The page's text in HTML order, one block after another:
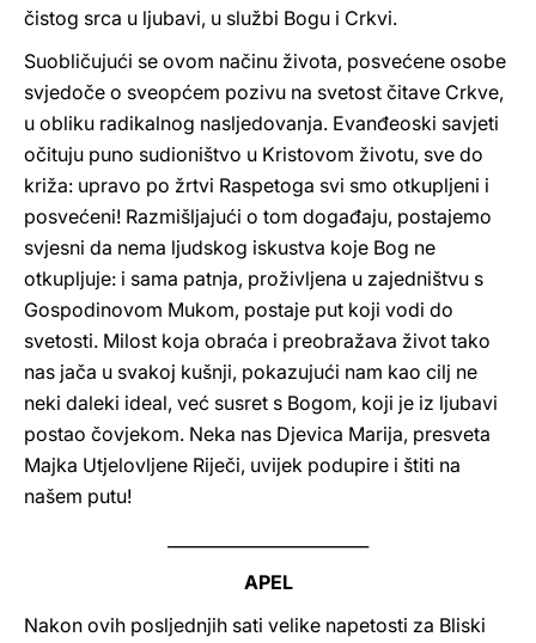
čistog srca u ljubavi, u službi Bogu i Crkvi.
Suobličujući se ovom načinu života, posvećene osobe
svjedoče o sveopćem pozivu na svetost čitave Crkve,
u obliku radikalnog nasljedovanja. Evanđeoski savjeti
očituju puno sudioništvo u Kristovom životu, sve do
križa: upravo po žrtvi Raspetoga svi smo otkupljeni i
posvećeni! Razmišljajući o tom događaju, postajemo
svjesni da nema ljudskog iskustva koje Bog ne
otkupljuje: i sama patnja, proživljena u zajedništvu s
Gospodinovom Mukom, postaje put koji vodi do
svetosti. Milost koja obraća i preobražava život tako
nas jača u svakoj kušnji, pokazujući nam kao cilj ne
neki daleki ideal, već susret s Bogom, koji je iz ljubavi
postao čovjekom. Neka nas Djevica Marija, presveta
Majka Utjelovljene Riječi, uvijek podupire i štiti na
našem putu!
APEL
Nakon ovih posljednjih sati velike napetosti za Bliski